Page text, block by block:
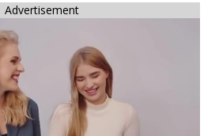
Advertisement